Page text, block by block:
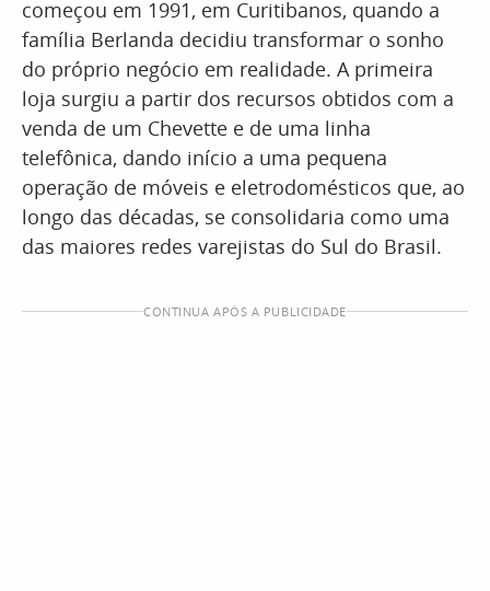
começou em 1991, em Curitibanos, quando a
família Berlanda decidiu transformar o sonho
do próprio negócio em realidade. A primeira
loja surgiu a partir dos recursos obtidos com a
venda de um Chevette e de uma linha
telefônica, dando início a uma pequena
operação de móveis e eletrodomésticos que, ao
longo das décadas, se consolidaria como uma
das maiores redes varejistas do Sul do Brasil.
CONTINUA APÓS A PUBLICIDADE